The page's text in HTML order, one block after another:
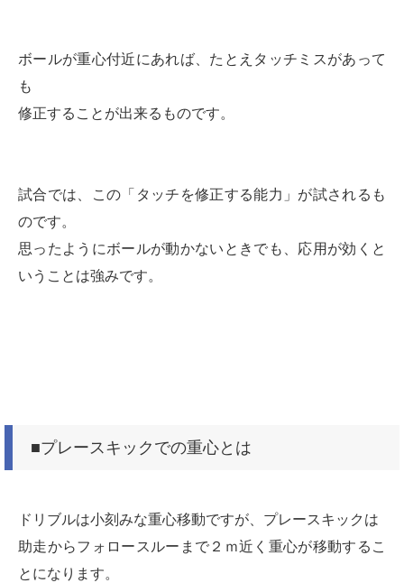
ボールが重心付近にあれば、たとえタッチミスがあって
も
修正することが出来るものです。
試合では、この「タッチを修正する能力」が試されるも
のです。
思ったようにボールが動かないときでも、応用が効くと
いうことは強みです。
■プレースキックでの重心とは
ドリブルは小刻みな重心移動ですが、プレースキックは
助走からフォロースルーまで２ｍ近く重心が移動するこ
とになります。